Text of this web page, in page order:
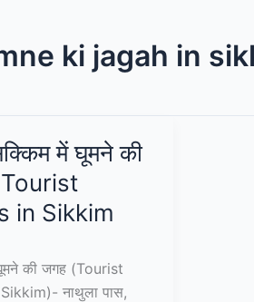
ki jagah in
में घूमने की
in Sikkim
की जगह (Tourist
नाथुला पास,